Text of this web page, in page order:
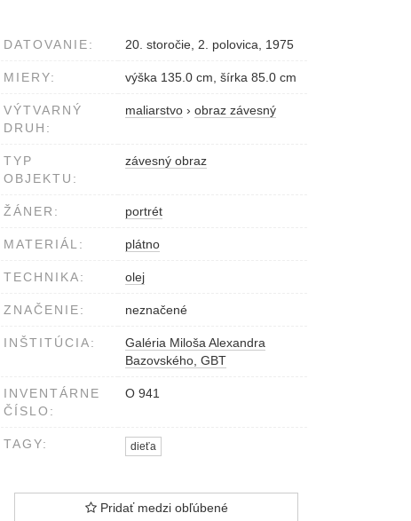
DATOVANIE: 20. storočie, 2. polovica, 1975
MIERY: výška 135.0 cm, šírka 85.0 cm
VÝTVARNÝ
DRUH:
maliarstvo › obraz závesný
TYP
OBJEKTU:
závesný obraz
ŽÁNER: portrét
MATERIÁL: plátno
TECHNIKA: olej
ZNAČENIE: neznačené
INŠTITÚCIA:
Galéria Miloša Alexandra
Bazovského, GBT
INVENTÁRNE
ČÍSLO:
O 941
TAGY: dieťa
Pridať medzi obľúbené